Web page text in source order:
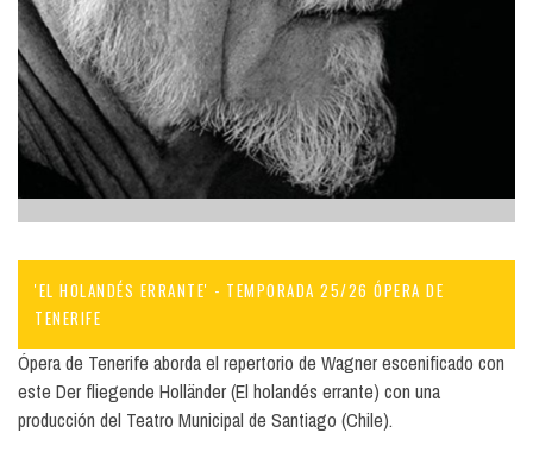
'EL HOLANDÉS ERRANTE' - TEMPORADA 25/26 ÓPERA DE
TENERIFE
Ópera de Tenerife aborda el repertorio de Wagner escenificado con
este Der fliegende Holländer (El holandés errante) con una
producción del Teatro Municipal de Santiago (Chile).